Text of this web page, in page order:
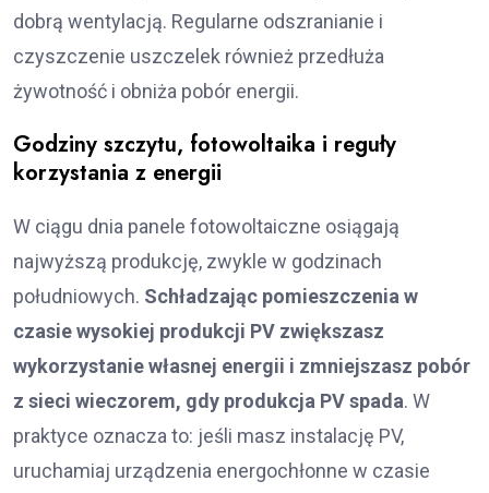
dobrą wentylacją. Regularne odszranianie i
czyszczenie uszczelek również przedłuża
żywotność i obniża pobór energii.
Godziny szczytu, fotowoltaika i reguły
korzystania z energii
W ciągu dnia panele fotowoltaiczne osiągają
najwyższą produkcję, zwykle w godzinach
południowych. Schładzając pomieszczenia w
czasie wysokiej produkcji PV zwiększasz
wykorzystanie własnej energii i zmniejszasz pobór
z sieci wieczorem, gdy produkcja PV spada. W
praktyce oznacza to: jeśli masz instalację PV,
uruchamiaj urządzenia energochłonne w czasie